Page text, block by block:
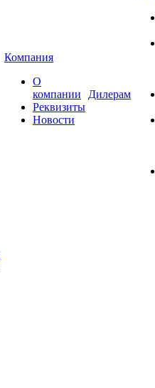
Компания
О
компании
Реквизиты
Новости
Дилерам